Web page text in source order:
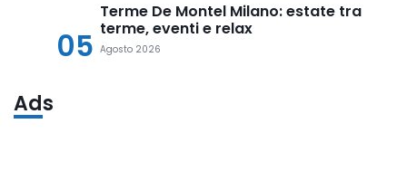
05
Terme De Montel Milano: estate tra
terme, eventi e relax
Agosto 2026
Ads